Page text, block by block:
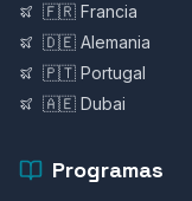
🇫🇷 Francia
🇩🇪 Alemania
🇵🇹 Portugal
🇦🇪 Dubai
Programas